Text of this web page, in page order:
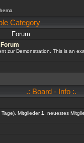
Category
Forum
zur Demonstration. This is an
.: Board - Info :.
Tage), Mitglieder1
, neuestes